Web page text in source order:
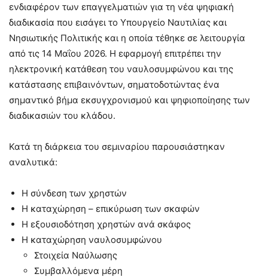
ενδιαφέρον των επαγγελματιών για τη νέα ψηφιακή
διαδικασία που εισάγει το Υπουργείο Ναυτιλίας και
Νησιωτικής Πολιτικής και η οποία τέθηκε σε λειτουργία
από τις 14 Μαΐου 2026. Η εφαρμογή επιτρέπει την
ηλεκτρονική κατάθεση του ναυλοσυμφώνου και της
κατάστασης επιβαινόντων, σηματοδοτώντας ένα
σημαντικό βήμα εκσυγχρονισμού και ψηφιοποίησης των
διαδικασιών του κλάδου.
Κατά τη διάρκεια του σεμιναρίου παρουσιάστηκαν
αναλυτικά:
Η σύνδεση των χρηστών
Η καταχώρηση – επικύρωση των σκαφών
Η εξουσιοδότηση χρηστών ανά σκάφος
Η καταχώρηση ναυλοσυμφώνου
Στοιχεία Ναύλωσης
Συμβαλλόμενα μέρη